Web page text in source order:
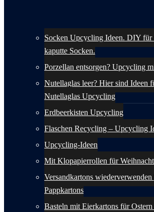
Socken Upcycling Ideen. DIY für
kaputte Socken.
Porzellan entsorgen? Upcycling
Nutellaglas leer? Hier sind Ideen
Nutellaglas Upcycling
Erdbeerkisten Upcycling
Flaschen Recycling – Upcycling
Upcycling-Ideen
Mit Klopapierrollen für
Versandkartons
Pappkartons
Basteln mit Eierkartons für Ostern